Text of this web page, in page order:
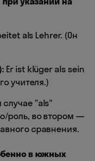
als Lehrer. (Он
Er ist klüger als sein
учителя.)
"als"
роль, во втором —
сравнения.
в южных